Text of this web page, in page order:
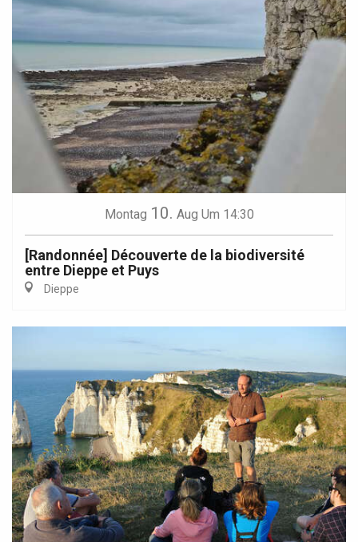
Montag 10. Aug Um 14:30
[Randonnée] Découverte de la biodiversité
entre Dieppe et Puys
Dieppe